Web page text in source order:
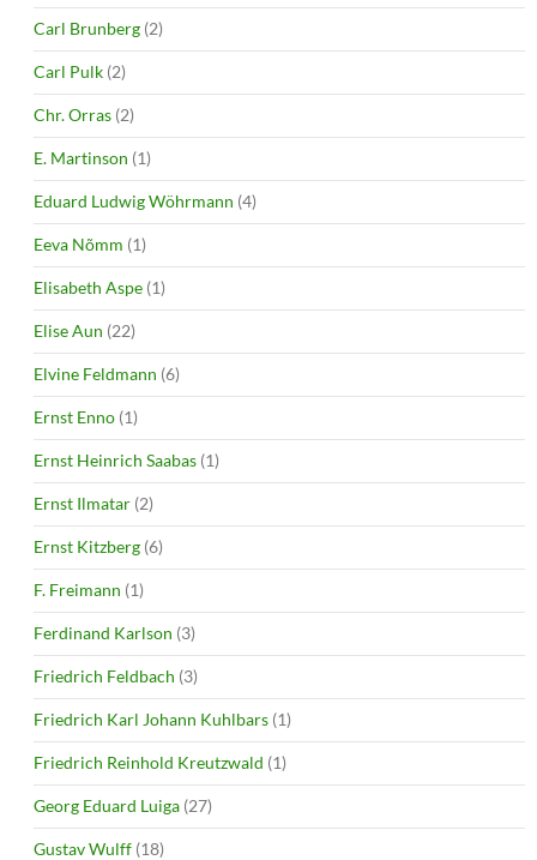
Carl Brunberg (2)
Carl Pulk (2)
Chr. Orras (2)
E. Martinson (1)
Eduard Ludwig Wöhrmann (4)
Eeva Nõmm (1)
Elisabeth Aspe (1)
Elise Aun (22)
Elvine Feldmann (6)
Ernst Enno (1)
Ernst Heinrich Saabas (1)
Ernst Ilmatar (2)
Ernst Kitzberg (6)
F. Freimann (1)
Ferdinand Karlson (3)
Friedrich Feldbach (3)
Friedrich Karl Johann Kuhlbars (1)
Friedrich Reinhold Kreutzwald (1)
Georg Eduard Luiga (27)
Gustav Wulff (18)